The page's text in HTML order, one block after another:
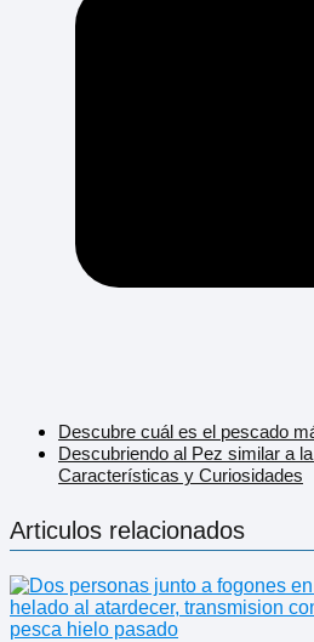
Descubre cuál es el pescado
Descubriendo al Pez similar a
Características y Curiosidades
Articulos relacionados